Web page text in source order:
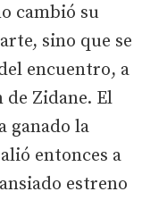
cambió su
sino que se
encuentro, a
Zidane. El
ganado la
entonces a
estreno